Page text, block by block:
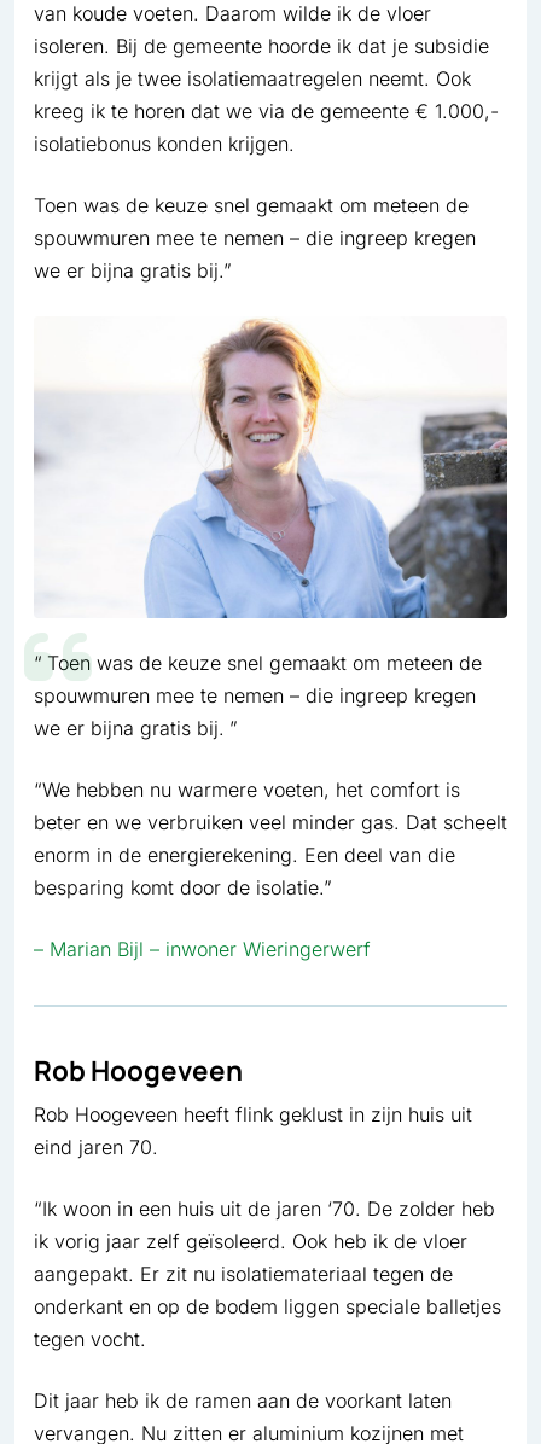
van koude voeten. Daarom wilde ik de vloer
isoleren. Bij de gemeente hoorde ik dat je subsidie
krijgt als je twee isolatiemaatregelen neemt. Ook
kreeg ik te horen dat we via de gemeente € 1.000,-
isolatiebonus konden krijgen.
Toen was de keuze snel gemaakt om meteen de
spouwmuren mee te nemen – die ingreep kregen
we er bijna gratis bij.”
Toen was de keuze snel gemaakt om meteen de
spouwmuren mee te nemen – die ingreep kregen
we er bijna gratis bij.
“We hebben nu warmere voeten, het comfort is
beter en we verbruiken veel minder gas. Dat scheelt
enorm in de energierekening. Een deel van die
besparing komt door de isolatie.”
– Marian Bijl – inwoner Wieringerwerf
Rob Hoogeveen
Rob Hoogeveen heeft flink geklust in zijn huis uit
eind jaren 70.
“Ik woon in een huis uit de jaren ‘70. De zolder heb
ik vorig jaar zelf geïsoleerd. Ook heb ik de vloer
aangepakt. Er zit nu isolatiemateriaal tegen de
onderkant en op de bodem liggen speciale balletjes
tegen vocht.
Dit jaar heb ik de ramen aan de voorkant laten
vervangen. Nu zitten er aluminium kozijnen met